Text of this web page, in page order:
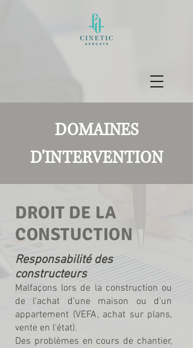
DOMAINES
D'INTERVENTION
DROIT DE LA
CONSTUCTION
Responsabilité des
constructeurs
Malfaçons lors de la construction ou
de l'achat d'une maison ou d'un
appartement (VEFA, achat sur plans,
vente en l'état).
Des problèmes en cours de chantier,